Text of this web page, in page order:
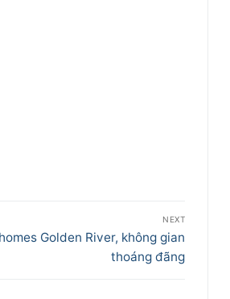
NEXT
Golden River, không gian
thoáng đãng